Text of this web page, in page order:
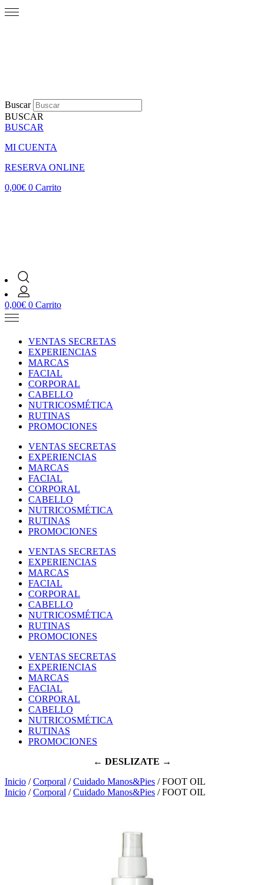
Buscar
BUSCAR
BUSCAR
MI CUENTA
RESERVA ONLINE
0,00€ 0 Carrito
0,00€ 0 Carrito
VENTAS SECRETAS
EXPERIENCIAS
MARCAS
FACIAL
CORPORAL
CABELLO
NUTRICOSMÉTICA
RUTINAS
PROMOCIONES
VENTAS SECRETAS
EXPERIENCIAS
MARCAS
FACIAL
CORPORAL
CABELLO
NUTRICOSMÉTICA
RUTINAS
PROMOCIONES
VENTAS SECRETAS
EXPERIENCIAS
MARCAS
FACIAL
CORPORAL
CABELLO
NUTRICOSMÉTICA
RUTINAS
PROMOCIONES
VENTAS SECRETAS
EXPERIENCIAS
MARCAS
FACIAL
CORPORAL
CABELLO
NUTRICOSMÉTICA
RUTINAS
PROMOCIONES
← DESLIZATE →
Inicio /Corporal /Cuidado Manos&Pies / FOOT OIL
Inicio /Corporal /Cuidado Manos&Pies / FOOT OIL